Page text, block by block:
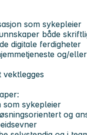
som sykepleier
både
digitale ferdigheter
og/
vektlegges
som sykepleier
og